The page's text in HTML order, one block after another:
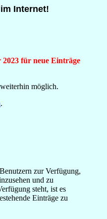
Internet!
für neue Einträge
möglich.
.
zur Verfügung,
und zu
steht, ist es
Einträge zu